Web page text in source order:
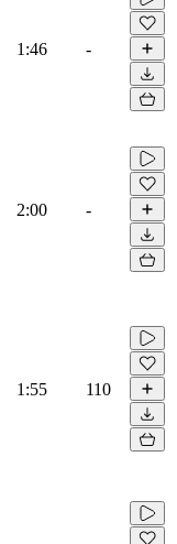
1:46 -
2:00 -
1:55 110